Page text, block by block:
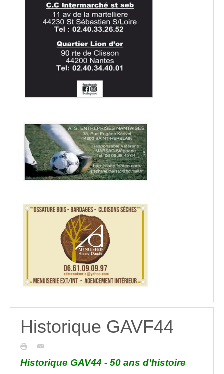
Historique GAVF44
Historique GAV44 - 50 ans d'histoire